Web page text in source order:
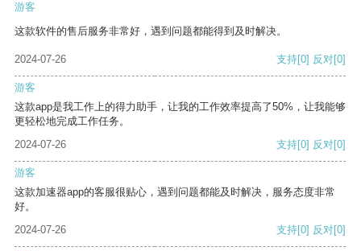
游客
这款软件的售后服务非常好，遇到问题都能得到及时解决。
2024-07-26 支持[0] 反对[0]
游客
这款app是我工作上的得力助手，让我的工作效率提高了50%，让我能够
更轻松地完成工作任务。
2024-07-26
支持[0] 反对[0]
游客
这款加速器app的客服很贴心，遇到问题都能及时解决，服务态度非常
好。
2024-07-26
支持[0] 反对[0]